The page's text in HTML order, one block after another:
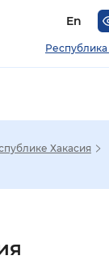
En
Республика
Хакасия